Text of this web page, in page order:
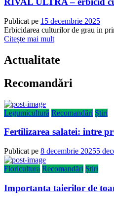
Publicat pe 15 decembrie 2025
Erbicidarea culturilor de grau in
Citește mai mult
Actualitate
Recomandări
Legumicultură Recomandări Știri
Fertilizarea salatei: intre
Publicat pe 8 decembrie 20255
Floricultura Recomandări Știri
Importanta taierilor de